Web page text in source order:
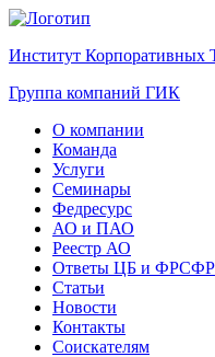
Институт Корпоративных
Группа компаний ГИК
О компании
Команда
Услуги
Семинары
Федресурс
АО и ПАО
Реестр АО
Ответы ЦБ и ФРСФР
Статьи
Новости
Контакты
Соискателям